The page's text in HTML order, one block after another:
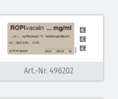
(hellviolett
Art.-Nr. 496202